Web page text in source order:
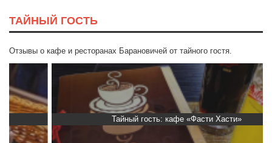
ТАЙНЫЙ ГОСТЬ
Отзывы о кафе и ресторанах Барановичей от тайного гостя.
Тайный гость: кафе «Фасти Хасти»